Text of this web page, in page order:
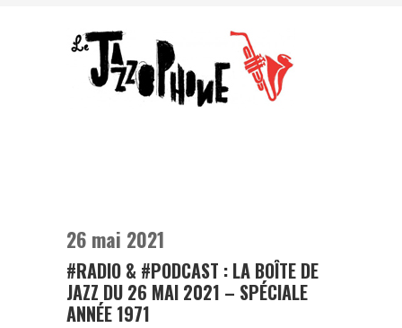
26 mai 2021
#RADIO & #PODCAST : LA BOÎTE DE
JAZZ DU 26 MAI 2021 – SPÉCIALE
ANNÉE 1971